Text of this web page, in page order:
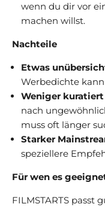
wenn du dir vor
machen willst.
Nachteile
Etwas
Werbedichte
Weniger
nach
muss oft länger
Starker
speziellere
Für wen es
FILMSTARTS passt